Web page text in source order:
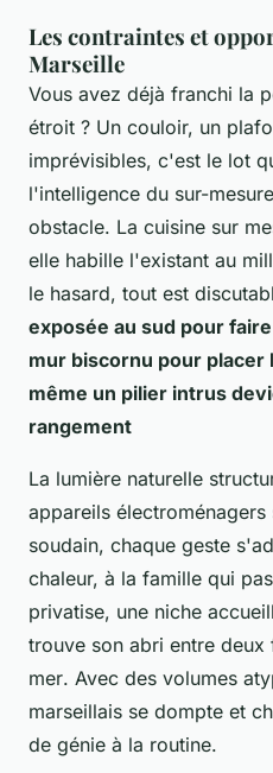
Les contraintes et
Marseille
Vous avez déjà franchi la
étroit ? Un couloir, un
imprévisibles, c'est le lot
l'intelligence du sur-
obstacle. La cuisine sur
elle habille l'existant au
le hasard, tout est
exposée au sud pour
mur biscornu pour placer
même un pilier intrus
rangement
La lumière naturelle
appareils
soudain, chaque geste
chaleur, à la famille qui
privatise, une niche
trouve son abri entre deux
mer. Avec des volumes
marseillais se dompte et
de génie à la routine.